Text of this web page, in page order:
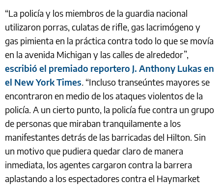
“La policía y los miembros de la guardia nacional
utilizaron porras, culatas de rifle, gas lacrimógeno y
gas pimienta en la práctica contra todo lo que se movía
en la avenida Michigan y las calles de alrededor”,
escribió el premiado reportero J. Anthony Lukas en
el New York Times. “Incluso transeúntes mayores se
encontraron en medio de los ataques violentos de la
policía. A un cierto punto, la policía fue contra un grupo
de personas que miraban tranquilamente a los
manifestantes detrás de las barricadas del Hilton. Sin
un motivo que pudiera quedar claro de manera
inmediata, los agentes cargaron contra la barrera
aplastando a los espectadores contra el Haymarket